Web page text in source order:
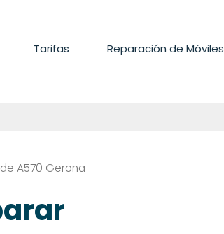
Tarifas Reparación de Móviles
A570 Gerona